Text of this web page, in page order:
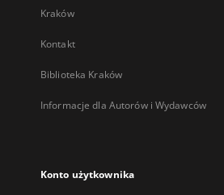
Kraków
Kontakt
Biblioteka Kraków
Informacje dla Autorów i Wydawców
Konto użytkownika